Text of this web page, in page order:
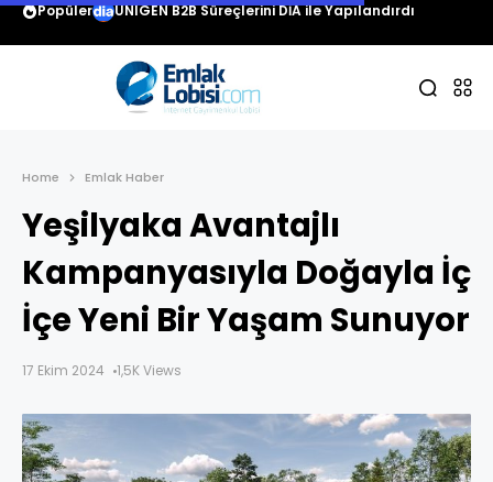
Popüler UNIGEN B2B Süreçlerini DİA ile Yapılandırdı
Home Emlak Haber
Yeşilyaka Avantajlı
Kampanyasıyla Doğayla İç
İçe Yeni Bir Yaşam Sunuyor
17 Ekim 2024 1,5K Views